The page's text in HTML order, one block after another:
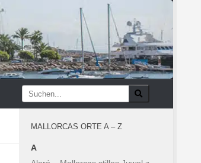
MALLORCAS ORTE A – Z
A